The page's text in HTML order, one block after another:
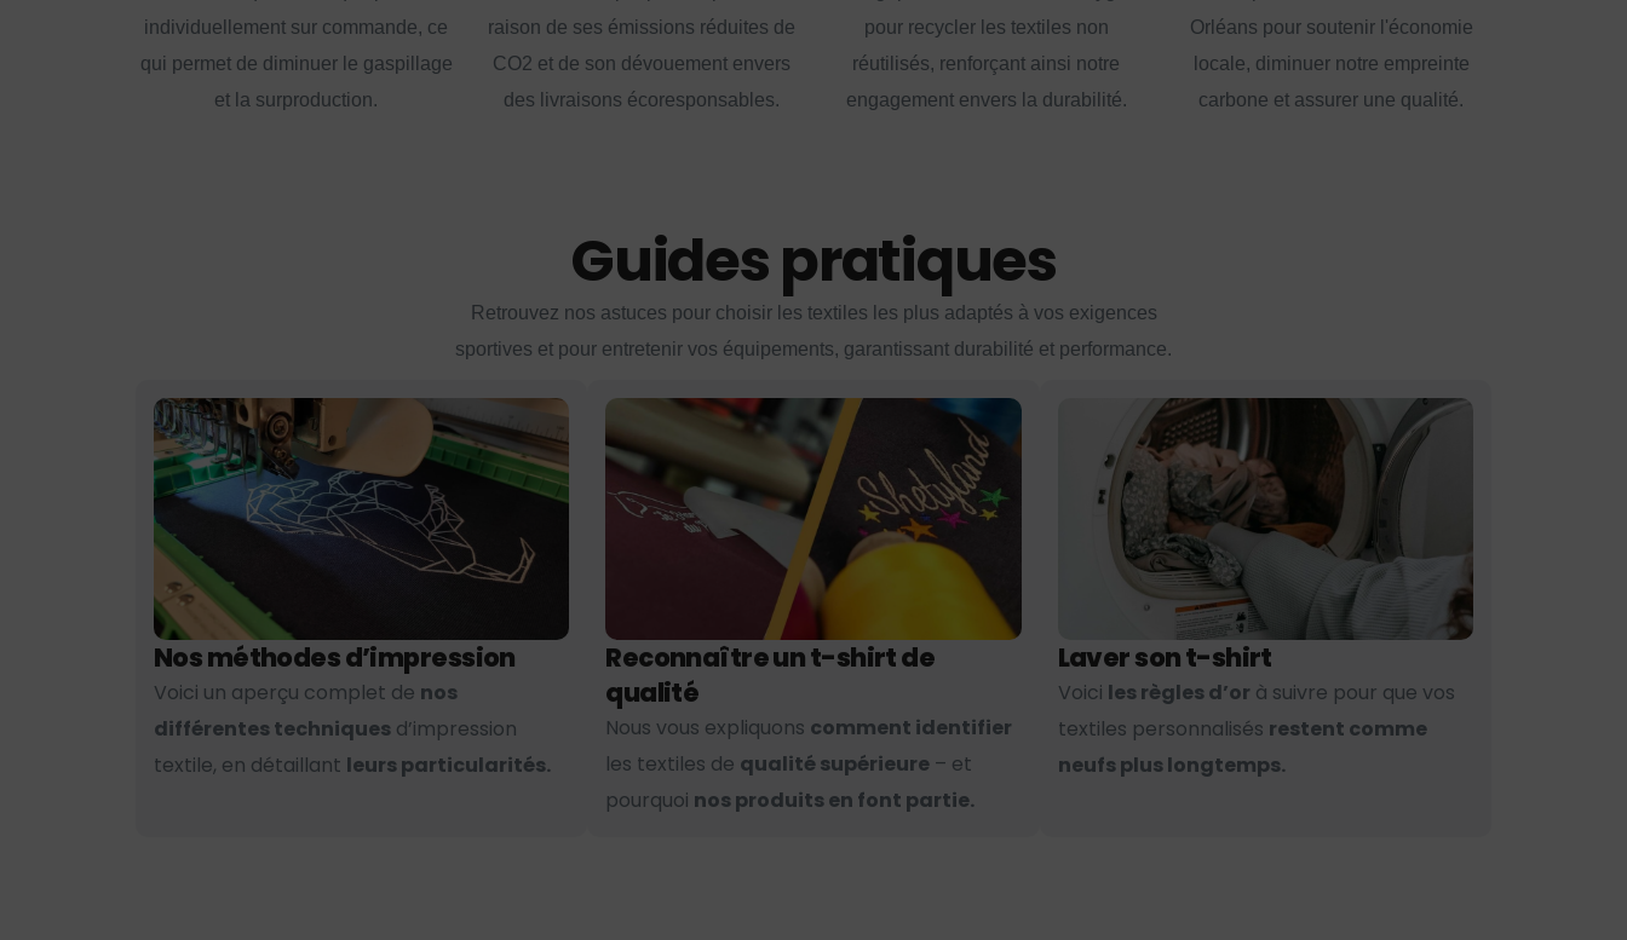
individuellement sur commande, ce
qui permet de diminuer le gaspillage
et la surproduction.
raison de ses émissions réduites de
CO2 et de son dévouement envers
des livraisons écoresponsables.
pour recycler les textiles non
réutilisés, renforçant ainsi notre
engagement envers la durabilité.
Orléans pour soutenir l'économie
locale, diminuer notre empreinte
carbone et assurer une qualité.
Guides pratiques
Retrouvez nos astuces pour choisir les textiles les plus adaptés à vos exigences
sportives et pour entretenir vos équipements, garantissant durabilité et performance.
Nos méthodes d’impression
Voici un aperçu complet de nos
différentes techniques d’impression
textile, en détaillant leurs particularités.
Reconnaître un t-shirt de
qualité
Nous vous expliquons comment identifier
les textiles de qualité supérieure – et
pourquoi nos produits en font partie.
Laver son t-shirt
Voici les règles d’or à suivre pour que vos
textiles personnalisés restent comme
neufs plus longtemps.